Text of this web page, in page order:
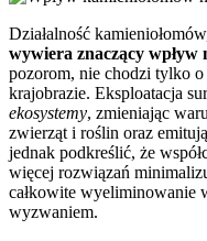
Działalność
wywiera znaczący wpływ
pozorom, nie chodzi tylko
krajobrazie. Eksploatacja
ekosystemy, zmieniając
zwierząt i roślin oraz
jednak podkreślić, że
więcej rozwiązań
całkowite wyeliminowanie
wyzwaniem.